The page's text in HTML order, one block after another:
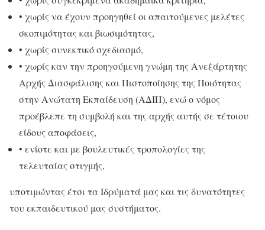
• χωρίς να έχουν προηγηθεί οι απαιτούμενες μελέτες
σκοπιμότητας και βιωσιμότητας,
• χωρίς συνεκτικό σχεδιασμό,
• χωρίς καν την προηγούμενη γνώμη της Ανεξάρτητης
Αρχής Διασφάλισης και Πιστοποίησης της Ποιότητας
στην Ανώτατη Εκπαίδευση (ΑΔΙΠ), ενώ ο νόμος
προέβλεπε τη συμβολή και της αρχής αυτής σε τέτοιου
είδους αποφάσεις,
• ενίοτε και με βουλευτικές τροπολογίες της
τελευταίας στιγμής,
υποτιμώντας έτσι τα Ιδρύματά μας και τις δυνατότητες
του εκπαιδευτικού μας συστήματος.